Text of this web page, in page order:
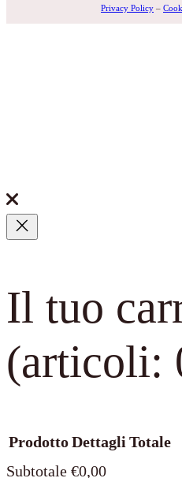
Privacy Policy –
Il tuo
(articoli:
ProdottoDettagliTotale
Subtotale €0,00